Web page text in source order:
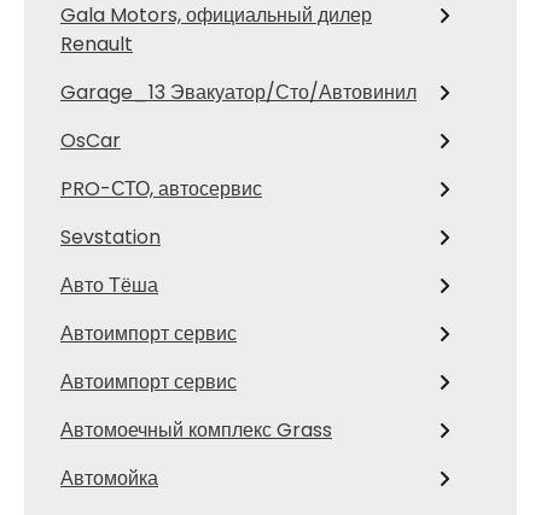
Gala Motors, официальный дилер
Renault
Garage_13 Эвакуатор/Сто/Автовинил
OsCar
PRO-СТО, автосервис
Sevstation
Авто Тёша
Автоимпорт сервис
Автоимпорт сервис
Автомоечный комплекс Grass
Автомойка